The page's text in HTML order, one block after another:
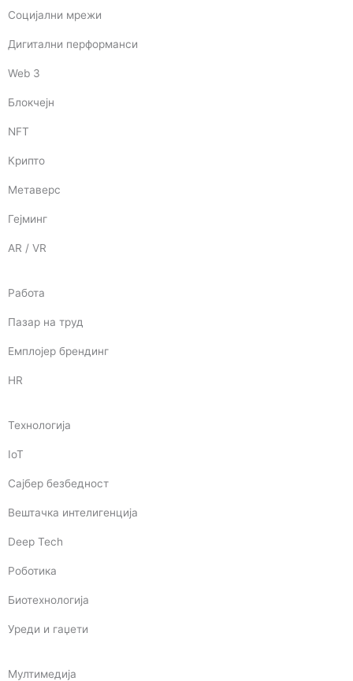
Социјални мрежи
Дигитални перформанси
Web 3
Блокчејн
NFT
Крипто
Метаверс
Гејминг
AR / VR
Работа
Пазар на труд
Емплојер брендинг
HR
Технологија
IoT
Сајбер безбедност
Вештачка интелигенција
Deep Tech
Роботика
Биотехнологија
Уреди и гаџети
Мултимедија